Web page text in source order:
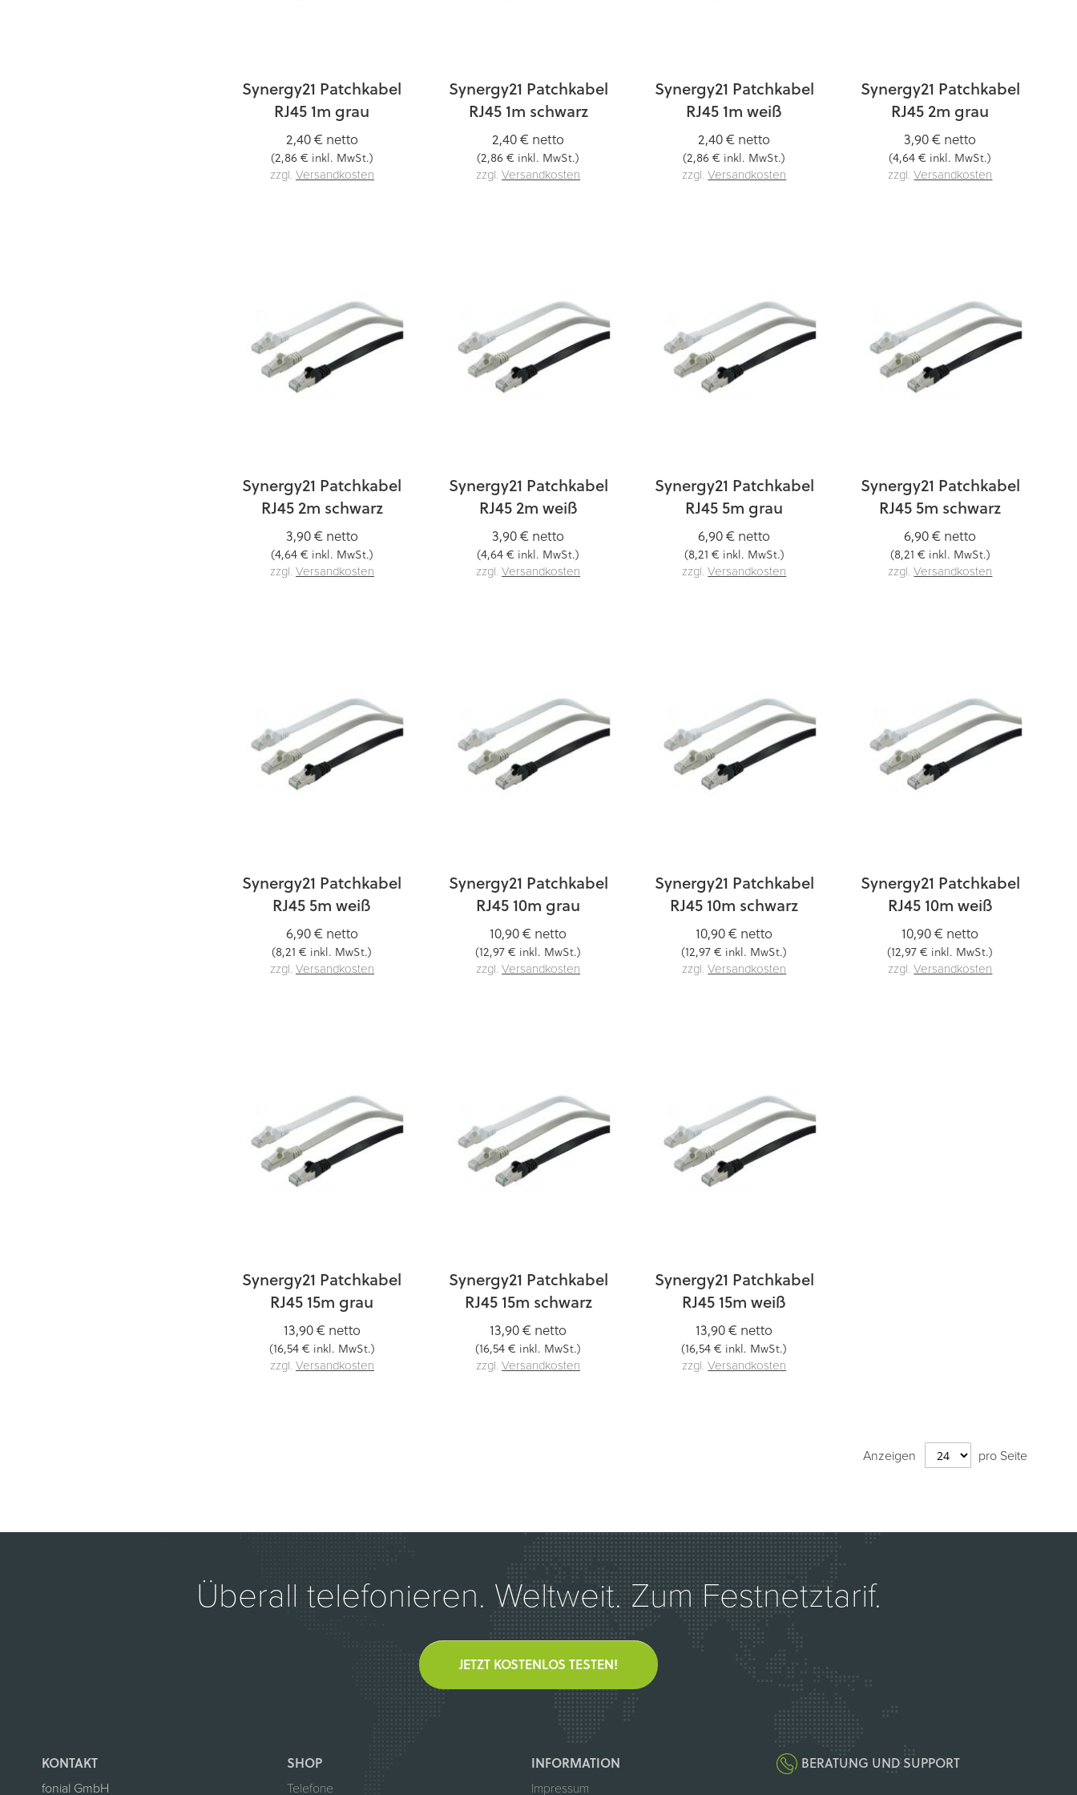
Synergy21 Patchkabel
RJ45 1m grau
2,40 €netto
(2,86 € inkl. MwSt.)
zzgl. Versandkosten
Synergy21 Patchkabel
RJ45 1m schwarz
2,40 € netto
(2,86 € inkl. MwSt.)
zzgl.Versandkosten
Synergy21 Patchkabel
RJ45 1m weiß
2,40 € netto
(2,86 € inkl. MwSt.)
zzgl.Versandkosten
Synergy21 Patchkabel
RJ45 2m grau
3,90 € netto
(4,64 € inkl. MwSt.)
zzgl.Versandkosten
Synergy21 Patchkabel
RJ45 2m schwarz
3,90 €netto
(4,64 € inkl. MwSt.)
zzgl. Versandkosten
Synergy21 Patchkabel
RJ45 2m weiß
3,90 € netto
(4,64 € inkl. MwSt.)
zzgl.Versandkosten
Synergy21 Patchkabel
RJ45 5m grau
6,90 € netto
(8,21 € inkl. MwSt.)
zzgl.Versandkosten
Synergy21 Patchkabel
RJ45 5m schwarz
6,90 € netto
(8,21 € inkl. MwSt.)
zzgl.Versandkosten
Synergy21 Patchkabel
RJ45 5m weiß
6,90 €netto
(8,21 € inkl. MwSt.)
zzgl. Versandkosten
Synergy21 Patchkabel
RJ45 10m grau
10,90 € netto
(12,97 € inkl. MwSt.)
zzgl.Versandkosten
Synergy21 Patchkabel
RJ45 10m schwarz
10,90 € netto
(12,97 € inkl. MwSt.)
zzgl.Versandkosten
Synergy21 Patchkabel
RJ45 10m weiß
10,90 € netto
(12,97 € inkl. MwSt.)
zzgl.Versandkosten
Synergy21 Patchkabel
RJ45 15m grau
13,90 €netto
(16,54 € inkl. MwSt.)
zzgl. Versandkosten
Synergy21 Patchkabel
RJ45 15m schwarz
13,90 € netto
(16,54 € inkl. MwSt.)
zzgl.Versandkosten
Synergy21 Patchkabel
RJ45 15m weiß
13,90 € netto
(16,54 € inkl. MwSt.)
zzgl.Versandkosten
Anzeigen pro Seite
Überall telefonieren. Weltweit. Zum Festnetztarif.
JETZT KOSTENLOS TESTEN!
KONTAKT
fonial GmbH
SHOP
Telefone
INFORMATION
Impressum
BERATUNG UND SUPPORT